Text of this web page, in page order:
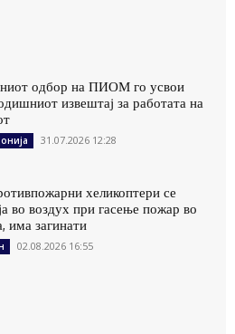
одбор на ПИОМ го усвои
извештај за работата на
31.07.2026 12:28
хеликоптери се
во воздух при гасење пожар во
има загинати
02.08.2026 16:55